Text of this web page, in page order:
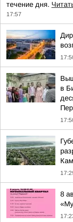
течение дня.
17:57
в
8